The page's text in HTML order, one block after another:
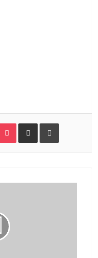
PocketShare via Email Print